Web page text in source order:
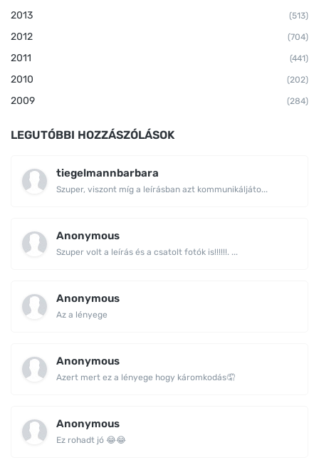
2013 (513)
2012 (704)
2011 (441)
2010 (202)
2009 (284)
LEGUTÓBBI HOZZÁSZÓLÁSOK
tiegelmannbarbara
Szuper, viszont míg a leírásban azt kommunikáljáto...
Anonymous
Szuper volt a leírás és a csatolt fotók is!!!!!!. ...
Anonymous
Az a lényege
Anonymous
Azert mert ez a lényege hogy káromkodás🤦
Anonymous
Ez rohadt jó 😂😂